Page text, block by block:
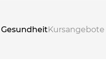
GesundheitKursangebote